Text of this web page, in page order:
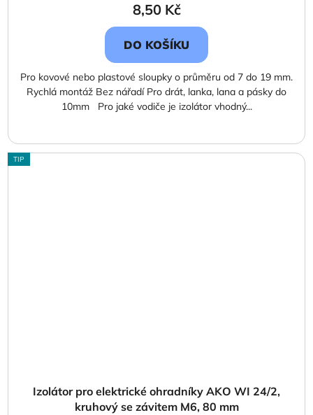
8,50 Kč
DO KOŠÍKU
Pro kovové nebo plastové sloupky o průměru od 7 do 19 mm.
Rychlá montáž Bez nářadí Pro drát, lanka, lana a pásky do
10mm Pro jaké vodiče je izolátor vhodný...
TIP
Izolátor pro elektrické ohradníky AKO WI 24/2,
kruhový se závitem M6, 80 mm